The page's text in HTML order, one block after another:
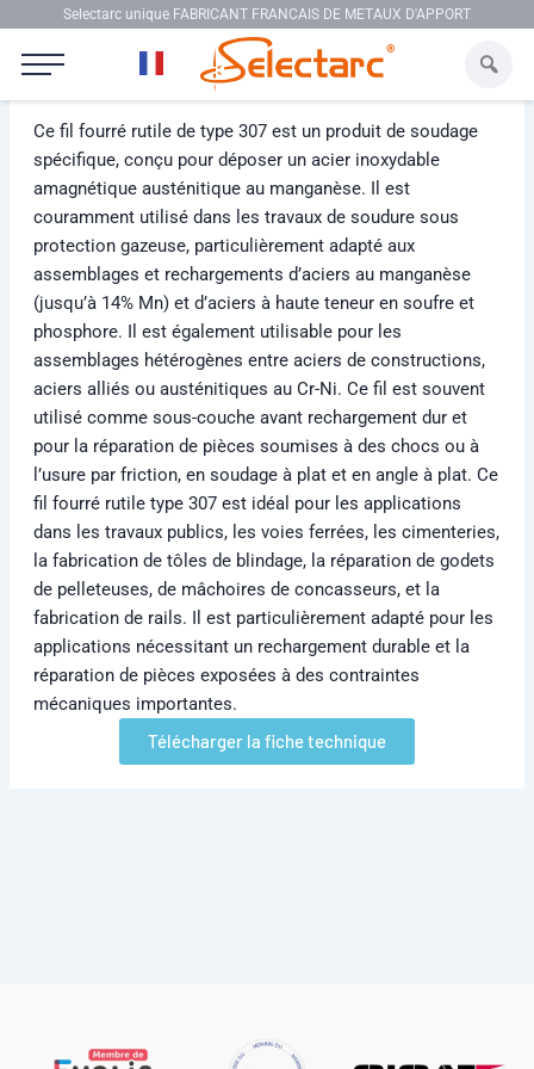
Aller au contenuSelectarc unique FABRICANT FRANCAIS DE METAUX D'APPORT
Ce fil fourré rutile de type 307 est un produit de soudage
spécifique, conçu pour déposer un acier inoxydable
amagnétique austénitique au manganèse. Il est
couramment utilisé dans les travaux de soudure sous
protection gazeuse, particulièrement adapté aux
assemblages et rechargements d’aciers au manganèse
(jusqu’à 14% Mn) et d’aciers à haute teneur en soufre et
phosphore. Il est également utilisable pour les
assemblages hétérogènes entre aciers de constructions,
aciers alliés ou austénitiques au Cr-Ni. Ce fil est souvent
utilisé comme sous-couche avant rechargement dur et
pour la réparation de pièces soumises à des chocs ou à
l’usure par friction, en soudage à plat et en angle à plat. Ce
fil fourré rutile type 307 est idéal pour les applications
dans les travaux publics, les voies ferrées, les cimenteries,
la fabrication de tôles de blindage, la réparation de godets
de pelleteuses, de mâchoires de concasseurs, et la
fabrication de rails. Il est particulièrement adapté pour les
applications nécessitant un rechargement durable et la
réparation de pièces exposées à des contraintes
mécaniques importantes.
Télécharger la fiche technique